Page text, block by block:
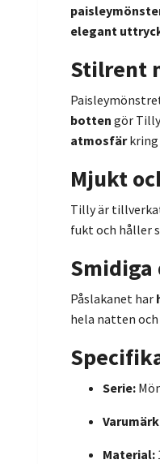
elegant
Stilrent
botten gör
atmosfärkring
Mjukt
Tilly är
fukt och håller
Påslakanet har
hela natten
Serie:
Material: